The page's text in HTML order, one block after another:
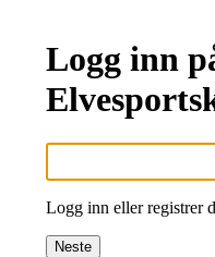
Logg inn
Logg inn eller registrer
Neste